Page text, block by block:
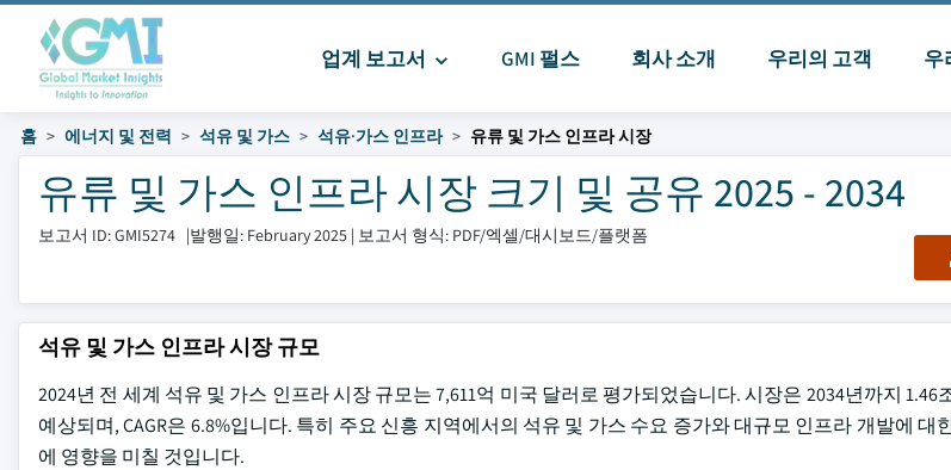
업계 보고서 GMI 펄스 회사 소개 우리의 고객 우
홈 에너지 및 전력 석유 및 가스 석유·가스 인프라 유류 및 가스 인프라 시장
유류 및 가스 인프라 시장 크기 및 공유 2025 - 2034
보고서 ID: GMI5274 |발행일: February 2025 | 보고서 형식: PDF/엑셀/대시보드/플랫폼
석유 및 가스 인프라 시장 규모
2024년 전 세계 석유 및 가스 인프라 시장 규모는 7,611억 미국 달러로 평가되었습니다. 시장은 2034년까지
예상되며, CAGR은 6.8%입니다. 특히 주요 신흥 지역에서의 석유 및 가스 수요 증가와 대규모 인프라 개발에 대
에 영향을 미칠 것입니다.